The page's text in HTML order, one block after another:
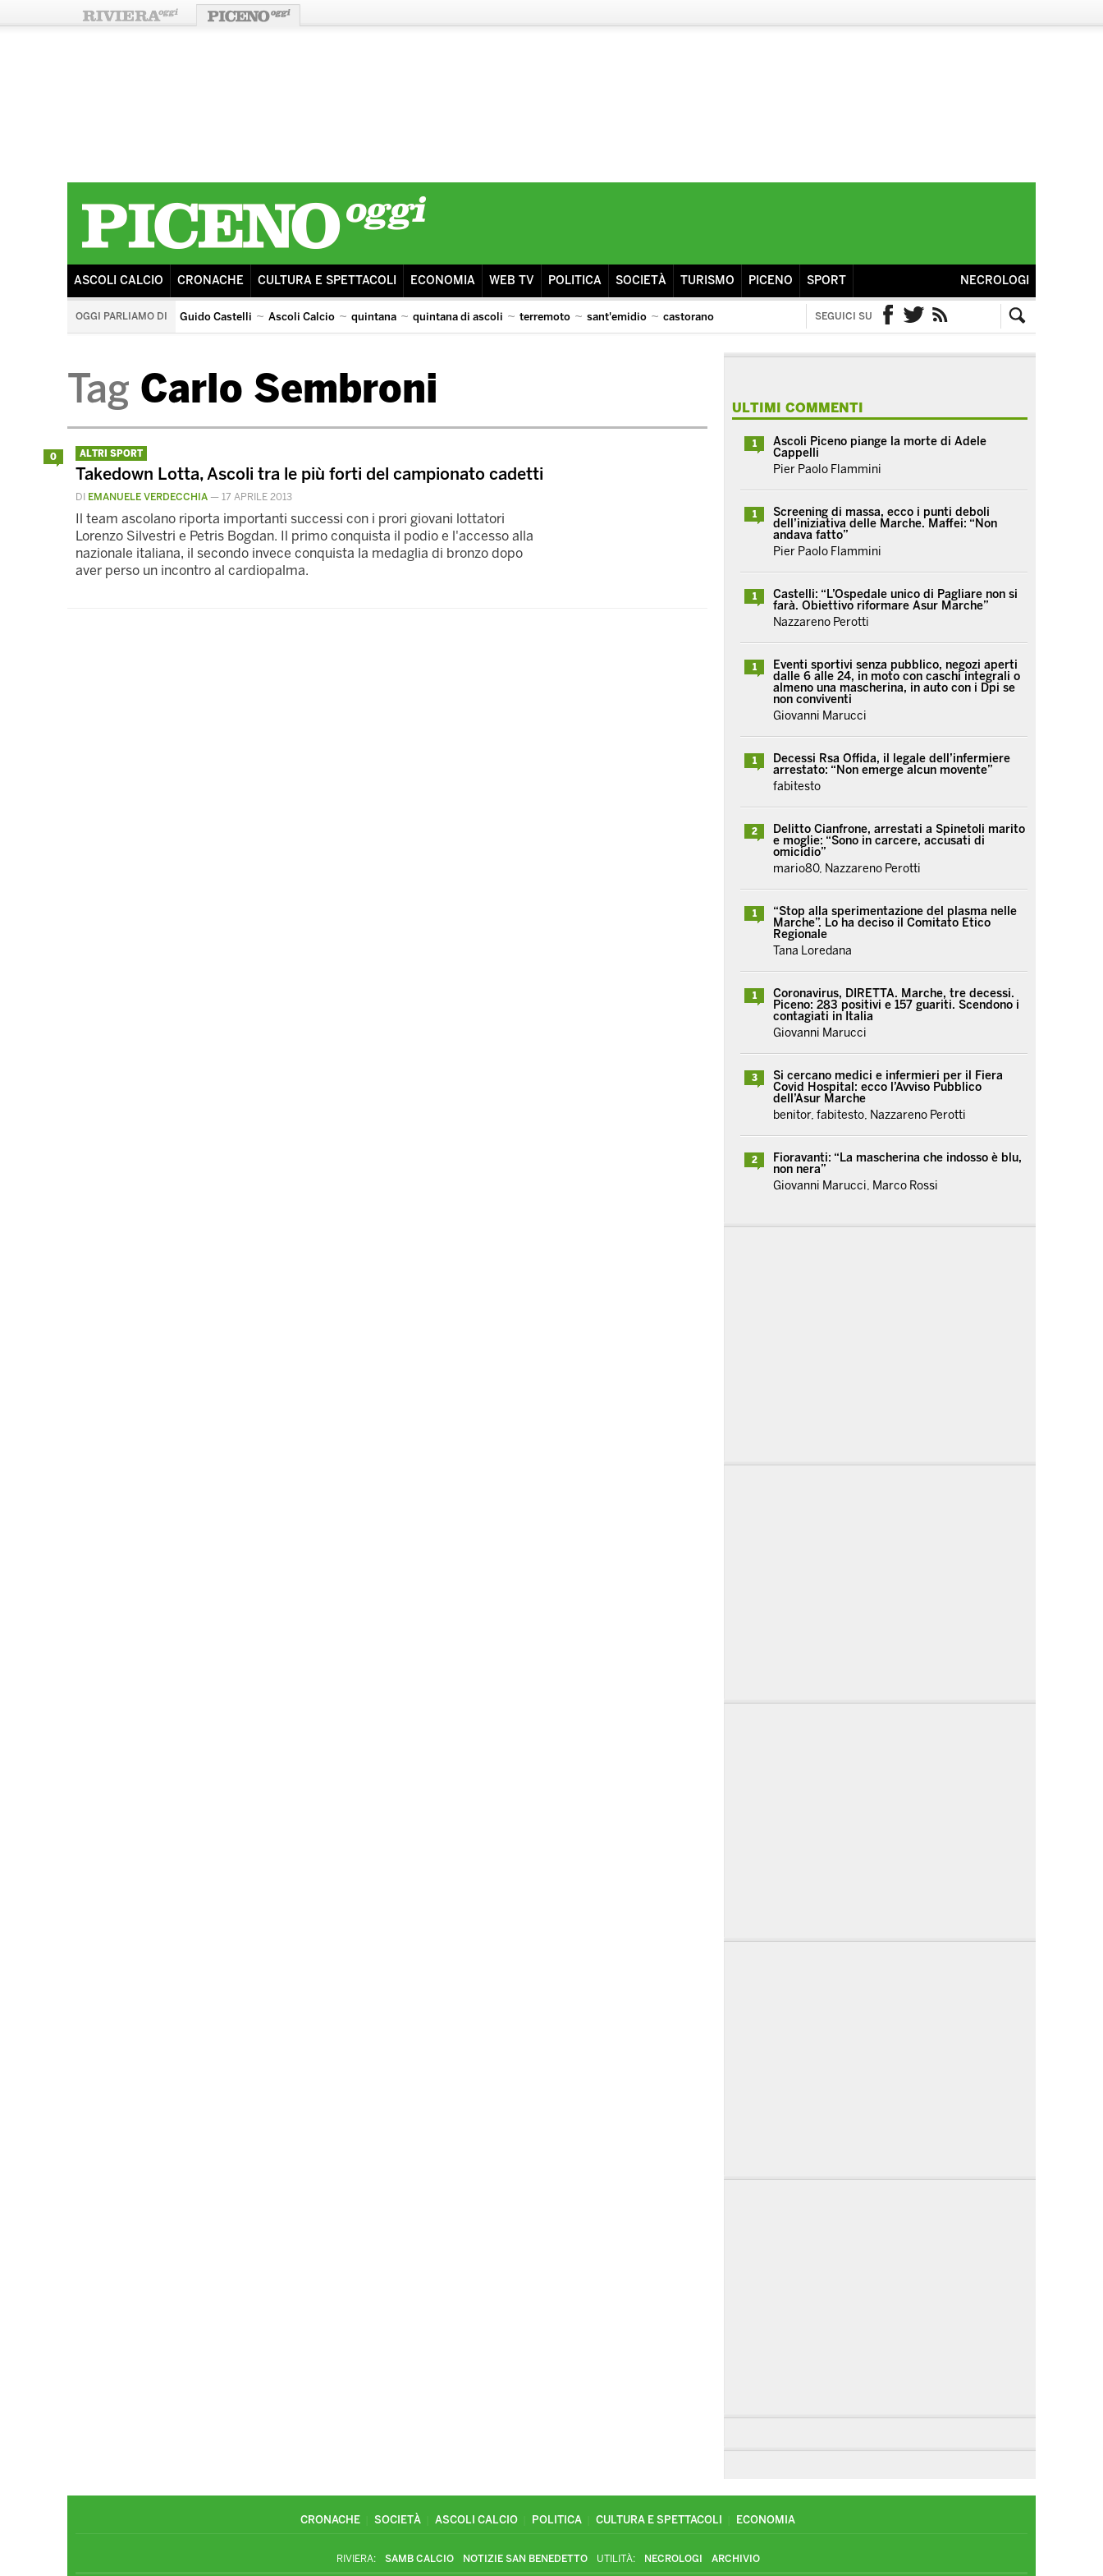
ASCOLI CALCIO CRONACHE CULTURA E SPETTACOLI ECONOMIA WEB TV POLITICA SOCIETÀ TURISMO PICENO SPORT NECROLOGI
OGGI PARLIAMO DI Guido Castelli Ascoli Calcio quintana quintana di ascoli terremoto sant'emidio castorano SEGUICI SU
Tag Carlo Sembroni
0 ALTRI SPORT
Takedown Lotta, Ascoli tra le più forti del campionato cadetti
DI EMANUELE VERDECCHIA — 17 APRILE 2013
Il team ascolano riporta importanti successi con i prori giovani lottatori
Lorenzo Silvestri e Petris Bogdan. Il primo conquista il podio e l'accesso alla
nazionale italiana, il secondo invece conquista la medaglia di bronzo dopo
aver perso un incontro al cardiopalma.
ULTIMI COMMENTI
1
Ascoli Piceno piange la morte di Adele
Cappelli
Pier Paolo Flammini
1
Screening di massa, ecco i punti deboli
dell’iniziativa delle Marche. Maffei: “Non
andava fatto”
Pier Paolo Flammini
1
Castelli: “L’Ospedale unico di Pagliare non si
farà. Obiettivo riformare Asur Marche”
Nazzareno Perotti
1
Eventi sportivi senza pubblico, negozi aperti
dalle 6 alle 24, in moto con caschi integrali o
almeno una mascherina, in auto con i Dpi se
non conviventi
Giovanni Marucci
1
Decessi Rsa Offida, il legale dell’infermiere
arrestato: “Non emerge alcun movente”
fabitesto
2
Delitto Cianfrone, arrestati a Spinetoli marito
e moglie: “Sono in carcere, accusati di
omicidio”
mario80, Nazzareno Perotti
1
“Stop alla sperimentazione del plasma nelle
Marche”. Lo ha deciso il Comitato Etico
Regionale
Tana Loredana
1
Coronavirus, DIRETTA. Marche, tre decessi.
Piceno: 283 positivi e 157 guariti. Scendono i
contagiati in Italia
Giovanni Marucci
3
Si cercano medici e infermieri per il Fiera
Covid Hospital: ecco l’Avviso Pubblico
dell’Asur Marche
benitor, fabitesto, Nazzareno Perotti
2
Fioravanti: “La mascherina che indosso è blu,
non nera”
Giovanni Marucci, Marco Rossi
CRONACHE SOCIETÀ ASCOLI CALCIO POLITICA CULTURA E SPETTACOLI ECONOMIA
RIVIERA: SAMB CALCIO NOTIZIE SAN BENEDETTO UTILITÀ: NECROLOGI ARCHIVIO